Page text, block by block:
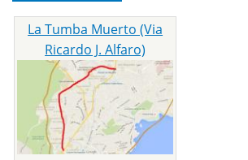
La Tumba Muerto (Via
Ricardo J. Alfaro)